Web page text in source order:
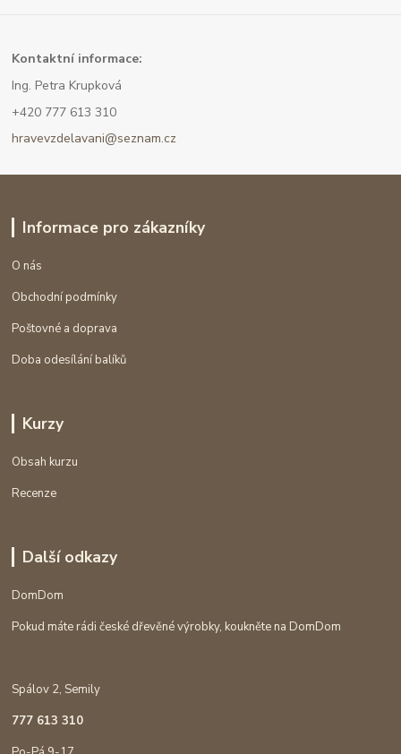
Kontaktní informace:
Ing. Petra Krupková
+420 777 613 310
hravevzdelavani@seznam.cz
Informace pro zákazníky
O nás
Obchodní podmínky
Poštovné a doprava
Doba odesílání balíků
Kurzy
Obsah kurzu
Recenze
Další odkazy
DomDom
Pokud máte rádi české dřevěné výrobky, koukněte na DomDom
Spálov 2, Semily
777 613 310